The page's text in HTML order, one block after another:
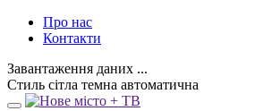
Про нас
Контакти
Завантаження даних ...
Стиль сітла темна автоматична